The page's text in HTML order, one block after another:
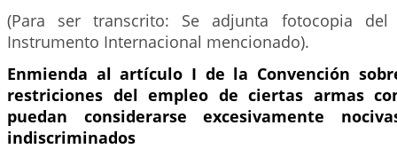
(Para ser transcrito: Se adjunta fotocopia
Instrumento Internacional mencionado).
Enmienda al artículo I de la Convención
restriciones del empleo de ciertas armas
puedan considerarse excesivamente
indiscriminados